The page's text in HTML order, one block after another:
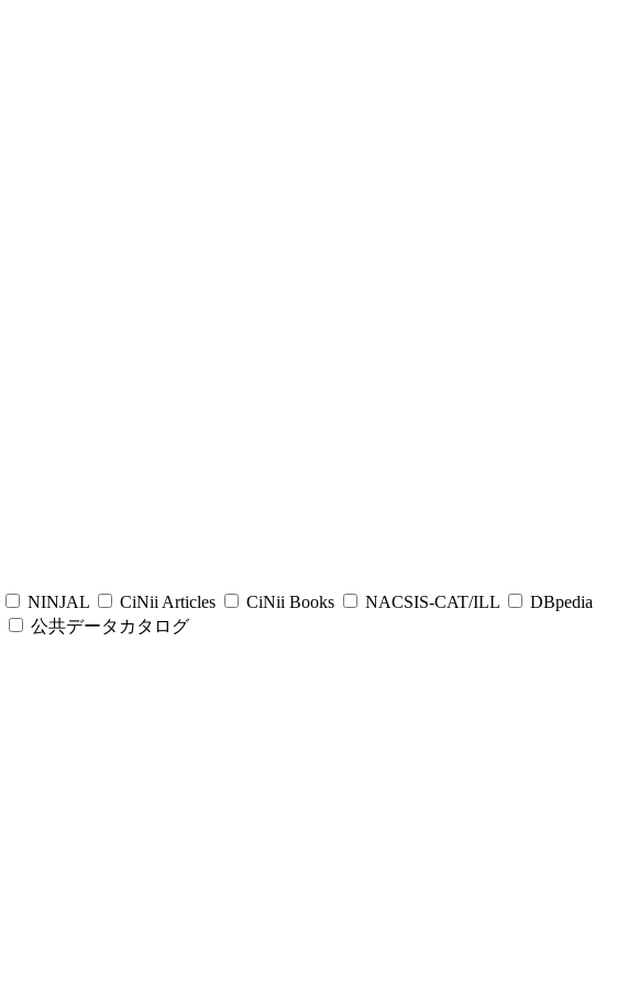
NINJAL CiNii Articles CiNii Books NACSIS-CAT/ILL
DBpedia
公共データカタログ